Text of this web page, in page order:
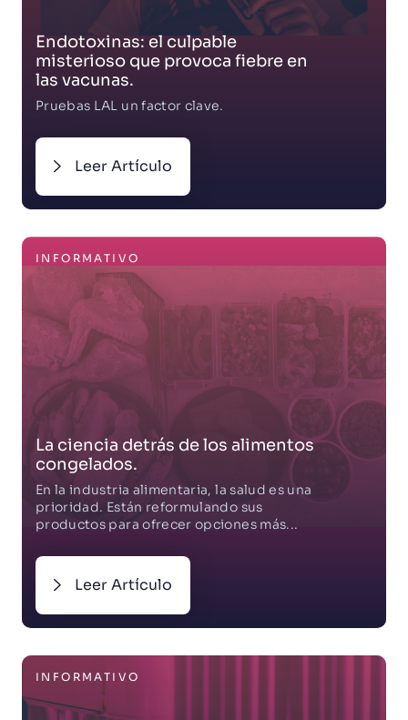
Endotoxinas: el culpable
misterioso que provoca fiebre en
las vacunas.
Pruebas LAL un factor clave.
Leer Artículo
INFORMATIVO
La ciencia detrás de los alimentos
congelados.
En la industria alimentaria, la salud es una
prioridad. Están reformulando sus
productos para ofrecer opciones más...
Leer Artículo
INFORMATIVO